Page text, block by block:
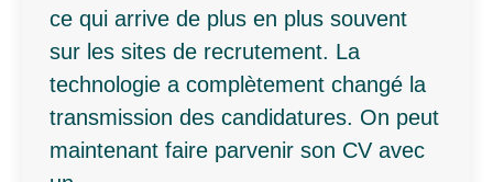
ce qui arrive de plus en plus souvent
sur les sites de recrutement. La
technologie a complètement changé la
transmission des candidatures. On peut
maintenant faire parvenir son CV avec